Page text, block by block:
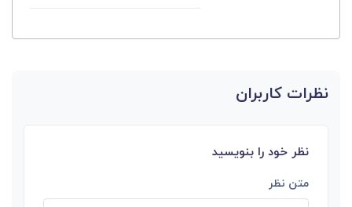
نظرات کاربران
نظر خود را بنویسید
متن نظر